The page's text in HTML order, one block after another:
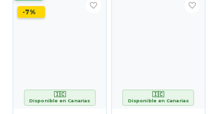
-7%
🇮🇨
Disponible en Canarias
favorite_border
🇮🇨
Disponible en Canarias
favorite_border